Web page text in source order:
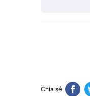
Chia sẻ